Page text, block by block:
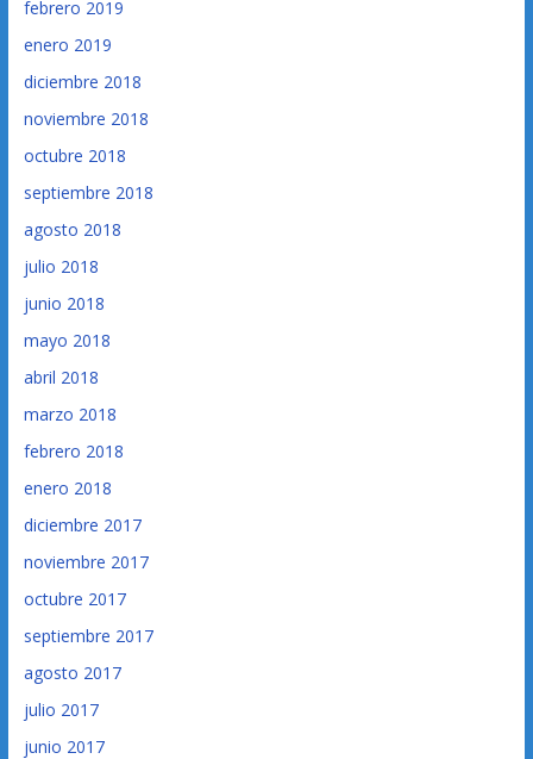
febrero 2019
enero 2019
diciembre 2018
noviembre 2018
octubre 2018
septiembre 2018
agosto 2018
julio 2018
junio 2018
mayo 2018
abril 2018
marzo 2018
febrero 2018
enero 2018
diciembre 2017
noviembre 2017
octubre 2017
septiembre 2017
agosto 2017
julio 2017
junio 2017